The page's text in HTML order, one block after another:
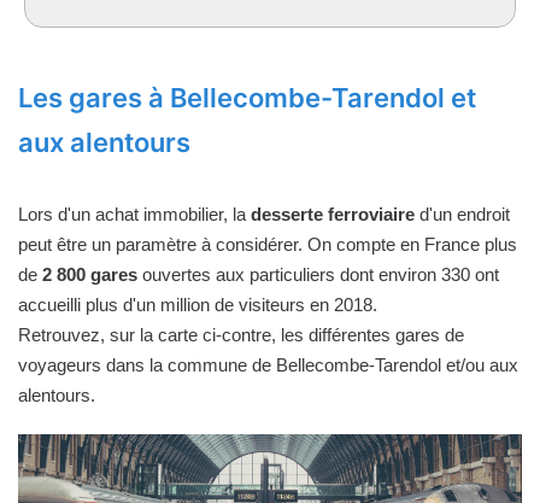
Les gares à Bellecombe-Tarendol et
aux alentours
Lors d'un achat immobilier, la desserte ferroviaire d'un endroit
peut être un paramètre à considérer. On compte en France plus
de 2 800 gares ouvertes aux particuliers dont environ 330 ont
accueilli plus d'un million de visiteurs en 2018.
Retrouvez, sur la carte ci-contre, les différentes gares de
voyageurs dans la commune de Bellecombe-Tarendol et/ou aux
alentours.